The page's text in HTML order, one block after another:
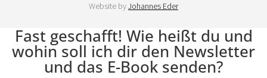
Website byJohannes Eder
Fast geschafft! Wie heißt du und
wohin soll ich dir den Newsletter
und das E-Book senden?